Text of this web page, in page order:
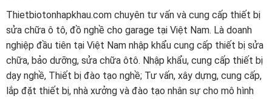
Thietbiotonhapkhau.com chuyên tư vấn và cung cấp thiết bị
sửa chữa ô tô, đồ nghề cho garage tại Việt Nam. Là doanh
nghiệp đầu tiên tại Việt Nam nhập khẩu cung cấp thiết bị sửa
chữa, bảo dưỡng, sửa chữa ôtô. Nhập khẩu, cung cấp thiết bị
dạy nghề, Thiết bị đào tạo nghề; Tư vấn, xây dựng, cung cấp,
lắp đặt thiết bị, nhà xưởng và đào tạo nhân sự cho mô hình